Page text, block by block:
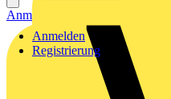
Anmelden
Registrierung
Anmelden